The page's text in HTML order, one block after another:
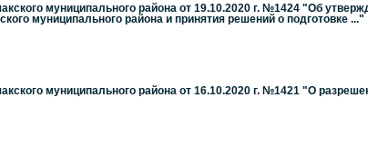
муниципального района от 19.10.2020 г. №1424 "Об
муниципального района и принятия решений о подготовке ..."
муниципального района от 16.10.2020 г. №1421 "О